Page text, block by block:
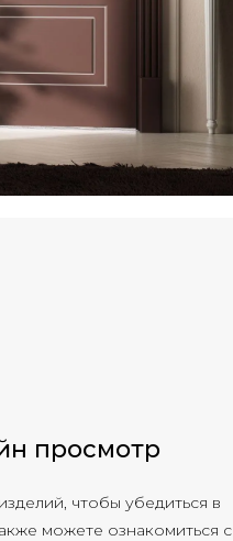
просмотр
чтобы убедиться в
можете ознакомиться с